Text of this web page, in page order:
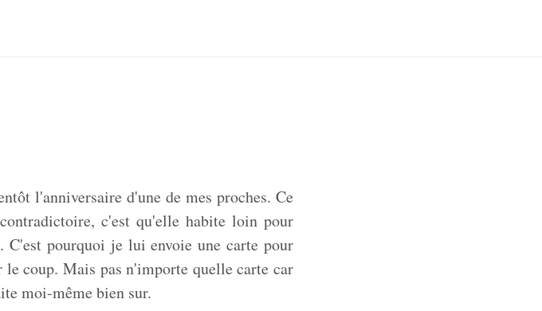
l'anniversaire d'une de mes proches. Ce
c'est qu'elle habite loin pour
C'est pourquoi je lui envoie une carte pour
le coup. Mais pas n'importe quelle carte car
moi-même bien sur.